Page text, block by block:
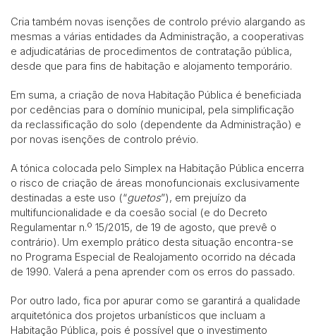
Cria também novas isenções de controlo prévio alargando as
mesmas a várias entidades da Administração, a cooperativas
e adjudicatárias de procedimentos de contratação pública,
desde que para fins de habitação e alojamento temporário.
Em suma, a criação de nova Habitação Pública é beneficiada
por cedências para o domínio municipal, pela simplificação
da reclassificação do solo (dependente da Administração) e
por novas isenções de controlo prévio.
A tónica colocada pelo Simplex na Habitação Pública encerra
o risco de criação de áreas monofuncionais exclusivamente
destinadas a este uso (“guetos”), em prejuízo da
multifuncionalidade e da coesão social (e do Decreto
Regulamentar n.º 15/2015, de 19 de agosto, que prevê o
contrário). Um exemplo prático desta situação encontra-se
no Programa Especial de Realojamento ocorrido na década
de 1990. Valerá a pena aprender com os erros do passado.
Por outro lado, fica por apurar como se garantirá a qualidade
arquitetónica dos projetos urbanísticos que incluam a
Habitação Pública, pois é possível que o investimento